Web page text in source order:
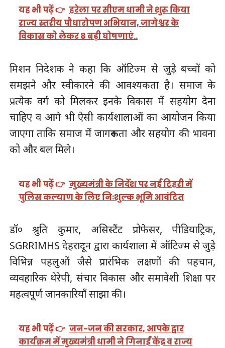
यह भी पढ़ें 👉 हरेला पर सीएम धामी ने शुरू किया
राज्य स्तरीय पौधारोपण अभियान, जागेश्वर के
विकास को लेकर 8 बड़ी घोषणाएं..
मिशन निदेशक ने कहा कि ऑटिज्म से जुड़े बच्चों को
समझने और स्वीकारने की आवश्यकता है। समाज के
प्रत्येक वर्ग को मिलकर इनके विकास में सहयोग देना
चाहिए व आगे भी ऐसी कार्यशालाओं का आयोजन किया
जाएगा ताकि समाज में जागरूकता और सहयोग की भावना
को और बल मिले।
यह भी पढ़ें 👉 मुख्यमंत्री के निर्देश पर नई टिहरी में
पुलिस कल्याण के लिए निःशुल्क भूमि आवंटित
डॉ० श्रुति कुमार, असिस्टैंट प्रोफेसर, पीडियाट्रिक,
SGRRIMHS देहरादून द्वारा कार्यशाला में ऑटिज्म से जुड़े
विभिन्न पहलुओं जैसे प्रारंभिक लक्षणों की पहचान,
व्यवहारिक थेरेपी, संचार विकास और समावेशी शिक्षा पर
महत्वपूर्ण जानकारियाँ साझा की।
यह भी पढ़ें 👉 जन-जन की सरकार, आपके द्वार
कार्यक्रम में मुख्यमंत्री धामी ने गिनाईं केंद्र व राज्य